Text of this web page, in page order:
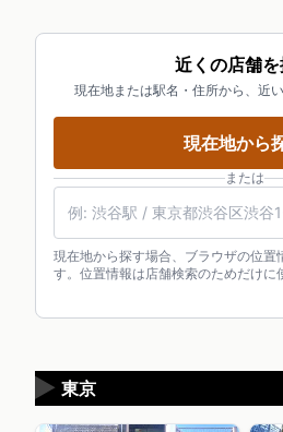
近くの店舗
現在地または駅名・住所から、近
現在地から
または
現在地から探す場合、ブラウザの位置
す。位置情報は店舗検索のためだけに
東京
▶